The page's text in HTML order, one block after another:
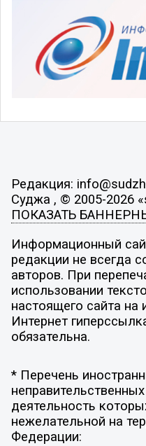
Редакция:
Суджа , © 2005-2026
ПОКАЗАТЬ
Информационный
редакции не всегда
авторов. При
использовании
настоящего сайта на
Интернет
обязательна.
* Перечень
деятельность
нежелательной на
Федерации: